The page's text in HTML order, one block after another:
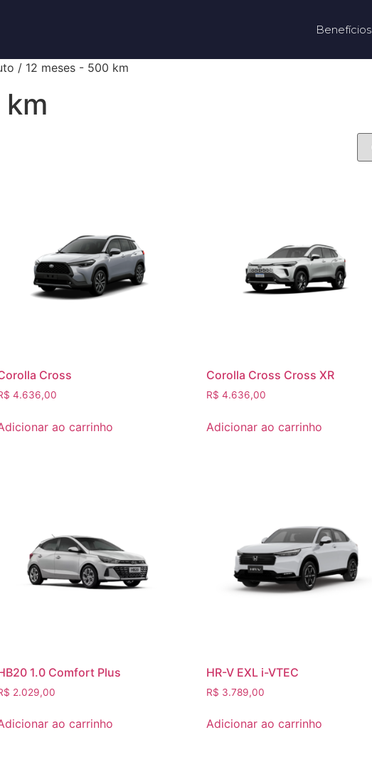
Benefícios
/ 12 meses - 500 km
Cross
4.636,00
ao carrinho
Corolla Cross Cross XR
R$ 4.636,00
Adicionar ao carrinho
1.0 Comfort Plus
2.029,00
ao carrinho
HR-V EXL i-VTEC
R$ 3.789,00
Adicionar ao carrinho